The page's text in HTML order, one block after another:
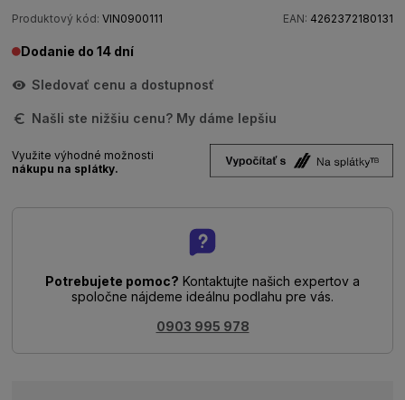
Produktový kód: VIN0900111 EAN: 4262372180131
Dodanie do 14 dní
Sledovať cenu a dostupnosť
Našli ste nižšiu cenu? My dáme lepšiu
Využite výhodné možnosti
nákupu na splátky.
Potrebujete pomoc? Kontaktujte našich expertov a
spoločne nájdeme ideálnu podlahu pre vás.
0903 995 978